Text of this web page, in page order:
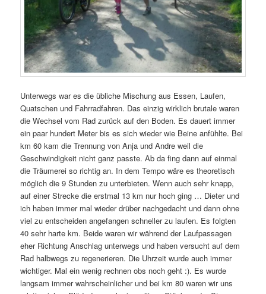
Unterwegs war es die übliche Mischung aus Essen, Laufen,
Quatschen und Fahrradfahren. Das einzig wirklich brutale waren
die Wechsel vom Rad zurück auf den Boden. Es dauert immer
ein paar hundert Meter bis es sich wieder wie Beine anfühlte. Bei
km 60 kam die Trennung von Anja und Andre weil die
Geschwindigkeit nicht ganz passte. Ab da fing dann auf einmal
die Träumerei so richtig an. In dem Tempo wäre es theoretisch
möglich die 9 Stunden zu unterbieten. Wenn auch sehr knapp,
auf einer Strecke die erstmal 13 km nur hoch ging … Dieter und
ich haben immer mal wieder drüber nachgedacht und dann ohne
viel zu entscheiden angefangen schneller zu laufen. Es folgten
40 sehr harte km. Beide waren wir während der Laufpassagen
eher Richtung Anschlag unterwegs und haben versucht auf dem
Rad halbwegs zu regenerieren. Die Uhrzeit wurde auch immer
wichtiger. Mal ein wenig rechnen obs noch geht :). Es wurde
langsam immer wahrscheinlicher und bei km 80 waren wir uns